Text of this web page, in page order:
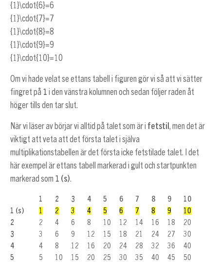
{1}\cdot{6}=6
{1}\cdot{7}=7
{1}\cdot{8}=8
{1}\cdot{9}=9
{1}\cdot{10}=10
Om vi hade velat se ettans tabell i figuren gör vi så att vi sätter
fingret på 1 i den vänstra kolumnen och sedan följer raden åt
höger tills den tar slut.
När vi läser av börjar vi alltid på talet som är i fetstil , men det är
viktigt att veta att det första talet i själva
multiplikationstabellen är det första icke fetstilade talet. I det
här exempel är ettans tabell markerad i gult och startpunkten
markerad som 1 (s).
1 2 3 4 5 6 7 8 9
10
1 (s)
1 2 3 4 5 6 7 8 9
10
2
2 4 6 8 10 12 14 16 18
20
3
3 6 9 12 15 18 21 24 27
30
4
4 8 12 16 20 24 28 32 36
40
5
5 10 15 20 25 30 35 40 45
50